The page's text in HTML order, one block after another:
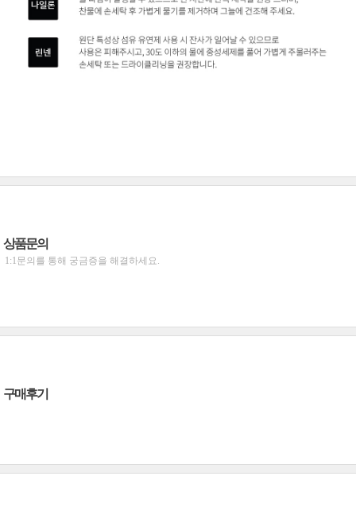
상품문의
1:1문의를 통해 궁금증을 해결하세요.
구매후기